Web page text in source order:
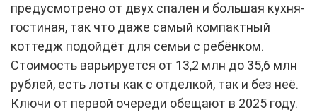
предусмотрено от двух спален и большая кухня-
гостиная, так что даже самый компактный
коттедж подойдёт для семьи с ребёнком.
Стоимость варьируется от 13,2 млн до 35,6 млн
рублей, есть лоты как с отделкой, так и без неё.
Ключи от первой очереди обещают в 2025 году.